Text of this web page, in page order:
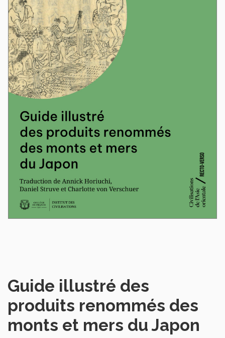
Guide illustré des
produits renommés des
monts et mers du Japon